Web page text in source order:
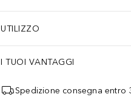
UTILIZZO
I TUOI VANTAGGI
Spedizione consegna entro